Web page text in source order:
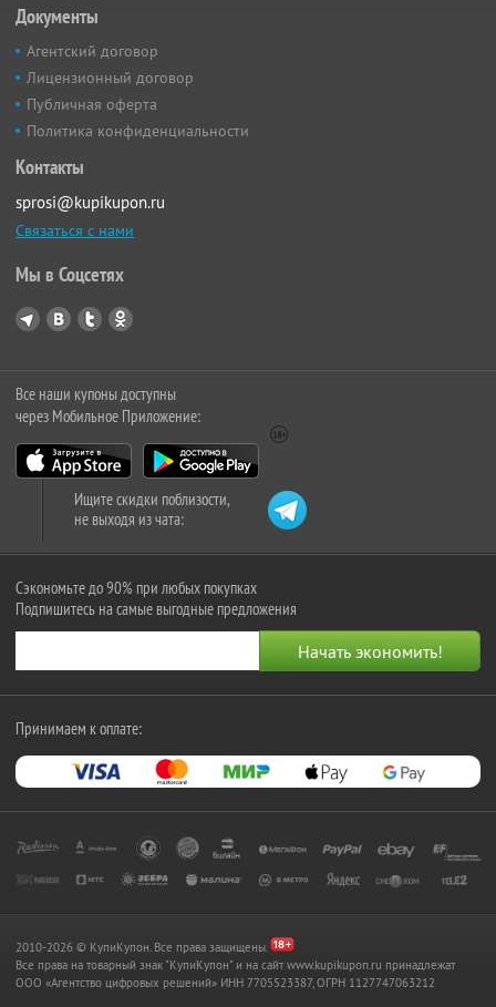
Документы
Агентский договор
Лицензионный договор
Публичная оферта
Политика конфиденциальности
Контакты
sprosi@kupikupon.ru
Связаться с нами
Мы в Соцсетях
Все наши купоны доступны
через Мобильное Приложение:
Ищите скидки поблизости,
не выходя из чата:
Сэкономьте до 90% при любых покупках
Подпишитесь на самые выгодные предложения
Принимаем к оплате:
2010-2026 © КупиКупон. Все права защищены.
Все права на товарный знак "КупиКупон" и на сайт www.kupikupon.ru принадлежат
OOO «Агентство цифровых решений» ИНН 7705523387, ОГРН 1127747063212